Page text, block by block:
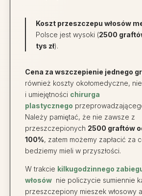
Koszt przeszczepu włosów
Polsce jest wysoki (2500
tys zł).
Cena za wszczepienie jednego
również koszty okołomedyczne,
i umiejętności chirurga
plastycznego
Należy pamiętać, że nie zawsze z
przeszczepionych 2500 graftów
100%, zatem możemy zapłacić za
bedziemy mieli w przyszłości.
W trakcie kilkugodzinnego
włosów nie policzycie sumiennie
przeszczepiony mieszek włosowy